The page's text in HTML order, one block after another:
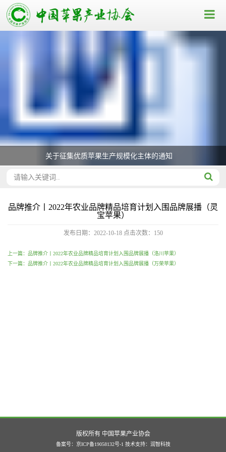
关于征集优质苹果生产规模化主体的通知
品牌推介丨2022年农业品牌精品培育计划入围品牌展播（灵
宝苹果）
发布日期：2022-10-18 点击次数： 150
上一篇：品牌推介丨2022年农业品牌精品培育计划入围品牌展播（洛川苹果）
下一篇：品牌推介丨2022年农业品牌精品培育计划入围品牌展播（万荣苹果）
版权所有 中国苹果产业协会
备案号：京ICP备19058132号-1 技术支持： 润智科技